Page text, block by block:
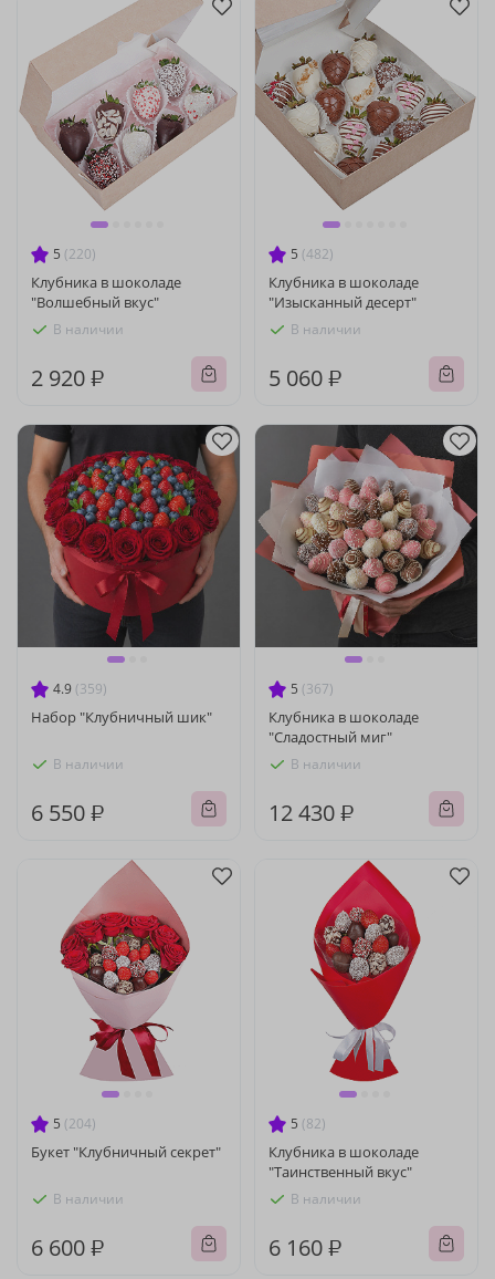
5 (220)
Клубника в шоколаде
"Волшебный вкус"
В наличии
2 920 ₽
5 (482)
Клубника в шоколаде
"Изысканный десерт"
В наличии
5 060 ₽
4.9 (359)
Набор "Клубничный шик"
В наличии
6 550 ₽
5 (367)
Клубника в шоколаде
"Сладостный миг"
В наличии
12 430 ₽
5 (204)
Букет "Клубничный секрет"
В наличии
6 600 ₽
5 (82)
Клубника в шоколаде
"Таинственный вкус"
В наличии
6 160 ₽